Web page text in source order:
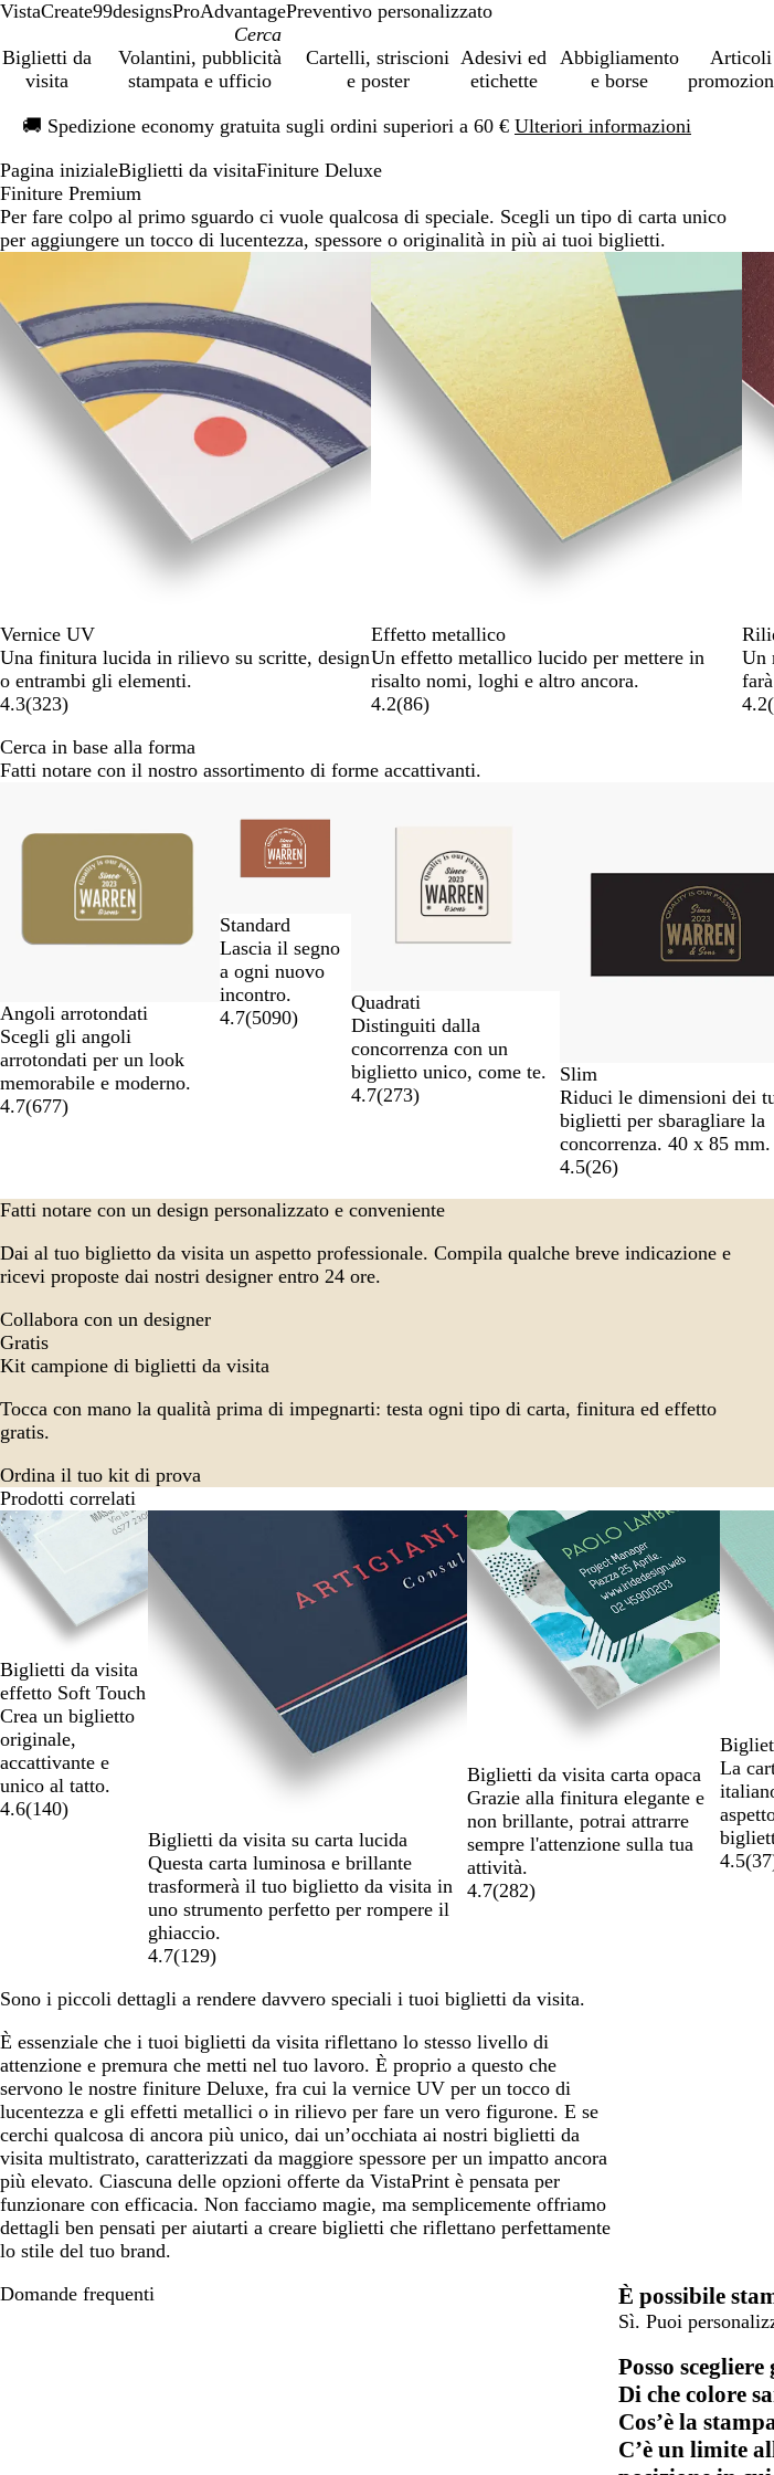
VistaCreate99designsProAdvantagePreventivo personalizzato
Biglietti da
visita
Volantini, pubblicità
stampata e ufficio
Cartelli, striscioni
e poster
Adesivi ed
etichette
Abbigliamento
e borse
Articoli
🚚 Spedizione economy gratuita sugli ordini superiori a 60 € Ulteriori informazioni
1
Pagina inizialeBiglietti da visitaFiniture Deluxe
Finiture Premium
Per fare colpo al primo sguardo ci vuole qualcosa di speciale. Scegli un tipo di carta unico
per aggiungere un tocco di lucentezza, spessore o originalità in più ai tuoi biglietti.
Vernice UV
Una finitura lucida in rilievo su scritte, design
o entrambi gli elementi.
4.3(323)
Effetto metallico
Un effetto metallico lucido per mettere in
risalto nomi, loghi e altro ancora.
4.2(86)
Un
4.2(
Cerca in base alla forma
Fatti notare con il nostro assortimento di forme accattivanti.
Angoli arrotondati
Scegli gli angoli
arrotondati per un look
memorabile e moderno.
4.7(677)
Standard
Lascia il segno
a ogni nuovo
incontro.
4.7(5090)
Quadrati
Distinguiti dalla
concorrenza con un
biglietto unico, come te.
4.7(273)
Slim
Riduci le dimensioni dei
biglietti per sbaragliare la
concorrenza. 40 x 85 mm.
4.5(26)
Fatti notare con un design personalizzato e conveniente
Dai al tuo biglietto da visita un aspetto professionale. Compila qualche breve indicazione e
ricevi proposte dai nostri designer entro 24 ore.
Collabora con un designer
Gratis
Kit campione di biglietti da visita
Tocca con mano la qualità prima di impegnarti: testa ogni tipo di carta, finitura ed effetto
gratis.
Ordina il tuo kit di prova
Prodotti correlati
Biglietti da visita
effetto Soft Touch
Crea un biglietto
originale,
accattivante e
unico al tatto.
4.6(140)
Biglietti da visita su carta lucida
Questa carta luminosa e brillante
trasformerà il tuo biglietto da visita in
uno strumento perfetto per rompere il
ghiaccio.
4.7(129)
Biglietti da visita carta opaca
Grazie alla finitura elegante e
non brillante, potrai attrarre
sempre l'attenzione sulla tua
attività.
4.7(282)
La
4.5(37
Diapositiva
da
1
6
Sono i piccoli dettagli a rendere davvero speciali i tuoi biglietti da visita.
È essenziale che i tuoi biglietti da visita riflettano lo stesso livello di
attenzione e premura che metti nel tuo lavoro. È proprio a questo che
servono le nostre finiture Deluxe, fra cui la vernice UV per un tocco di
lucentezza e gli effetti metallici o in rilievo per fare un vero figurone. E se
cerchi qualcosa di ancora più unico, dai un’occhiata ai nostri biglietti da
visita multistrato, caratterizzati da maggiore spessore per un impatto ancora
più elevato. Ciascuna delle opzioni offerte da VistaPrint è pensata per
funzionare con efficacia. Non facciamo magie, ma semplicemente offriamo
dettagli ben pensati per aiutarti a creare biglietti che riflettano perfettamente
lo stile del tuo brand.
Domande frequenti
È possibile
Sì. Puoi
Posso
Di che colore
Cos’è la
C’è un limite